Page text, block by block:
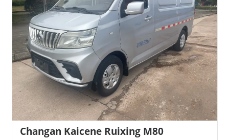
Changan Kaicene Ruixing M80